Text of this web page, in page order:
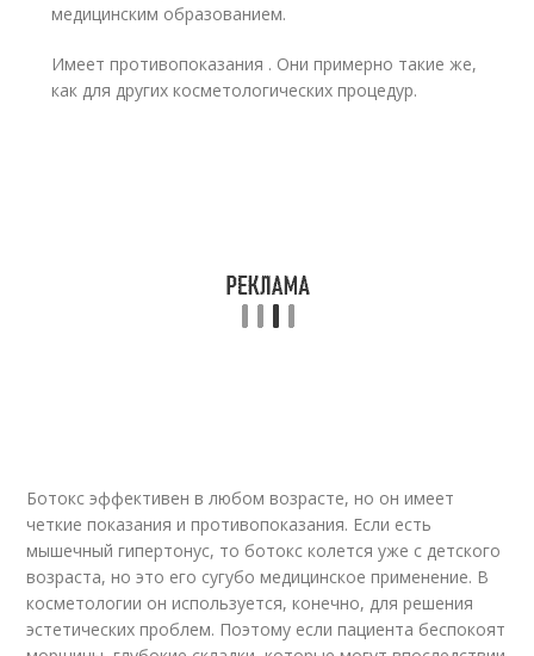
медицинским образованием.
Имеет противопоказания . Они примерно такие же,
как для других косметологических процедур.
Ботокс эффективен в любом возрасте, но он имеет
четкие показания и противопоказания. Если есть
мышечный гипертонус, то ботокс колется уже с детского
возраста, но это его сугубо медицинское применение. В
косметологии он используется, конечно, для решения
эстетических проблем. Поэтому если пациента беспокоят